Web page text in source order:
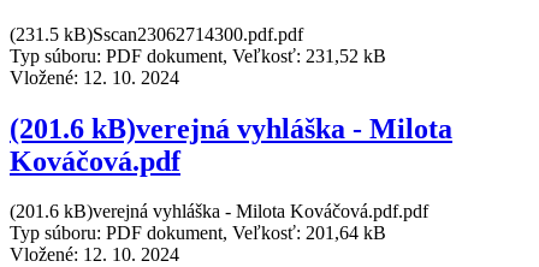
(231.5 kB)Sscan23062714300.pdf.pdf
Typ súboru: PDF dokument, Veľkosť: 231,52 kB
Vložené: 12. 10. 2024
(201.6 kB)verejná vyhláška - Milota
Kováčová.pdf
(201.6 kB)verejná vyhláška - Milota Kováčová.pdf.pdf
Typ súboru: PDF dokument, Veľkosť: 201,64 kB
Vložené: 12. 10. 2024